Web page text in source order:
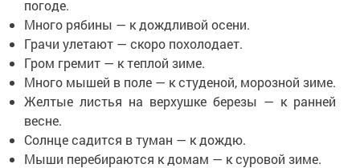
погоде.
Много рябины — к дождливой осени.
Грачи улетают — скоро похолодает.
Гром гремит — к теплой зиме.
Много мышей в поле — к студеной, морозной зиме.
Желтые листья на верхушке березы — к ранней
весне.
Солнце садится в туман — к дождю.
Мыши перебираются к домам — к суровой зиме.